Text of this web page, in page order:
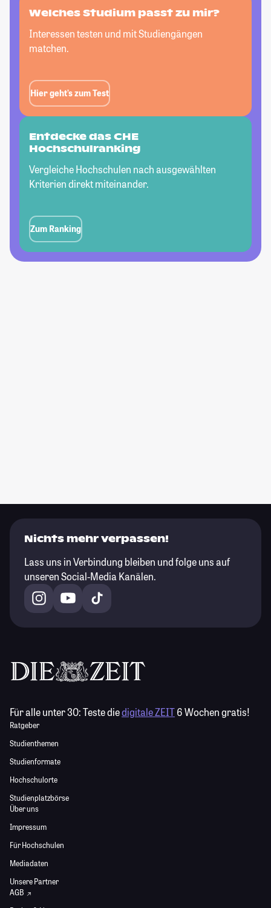
Welches Studium passtzu mir?
Interessen testen und mit Studiengängen
matchen.
Hier geht’s zum Test
Entdecke das CHE
Hochschulranking
Vergleiche Hochschulen nach ausgewählten
Kriterien direkt miteinander.
Zum Ranking
Nichts mehr verpassen!
Lass uns in Verbindung bleiben und folge uns auf
unseren Social-Media Kanälen.
Für alle unter 30:Teste diedigitale ZEIT6 Wochen gratis!
Ratgeber
Studienthemen
Studienformate
Hochschulorte
Studienplatzbörse
Über uns
Impressum
Für Hochschulen
Mediadaten
Unsere Partner
AGB